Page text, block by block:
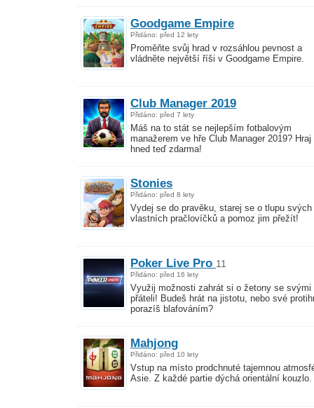
Goodgame Empire
Přidáno: před 12 lety
Proměňte svůj hrad v rozsáhlou pevnost a
vládněte největší říši v Goodgame Empire.
Club Manager 2019
Přidáno: před 7 lety
Máš na to stát se nejlepším fotbalovým
manažerem ve hře Club Manager 2019? Hraj
hned teď zdarma!
Stonies
Přidáno: před 8 lety
Vydej se do pravěku, starej se o tlupu svých
vlastních pračlovíčků a pomoz jim přežít!
Poker Live Pro 11
Přidáno: před 16 lety
Využij možnosti zahrát si o žetony se svými
přáteli! Budeš hrát na jistotu, nebo své
porazíš blafováním?
Mahjong
Přidáno: před 10 lety
Vstup na místo prodchnuté tajemnou
Asie. Z každé partie dýchá orientální kouzlo.